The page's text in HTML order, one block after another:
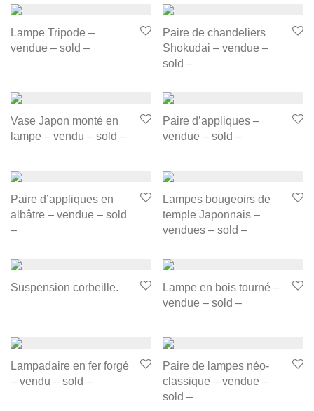
Lampe Tripode –
vendue – sold –
Paire de chandeliers
Shokudai – vendue –
sold –
Vase Japon monté en
lampe – vendu – sold –
Paire d’appliques –
vendue – sold –
Paire d’appliques en
albâtre – vendue – sold
–
Lampes bougeoirs de
temple Japonnais –
vendues – sold –
Suspension corbeille.
Lampe en bois tourné –
vendue – sold –
Lampadaire en fer forgé
– vendu – sold –
Paire de lampes néo-
classique – vendue –
sold –